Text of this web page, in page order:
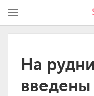
На
введены